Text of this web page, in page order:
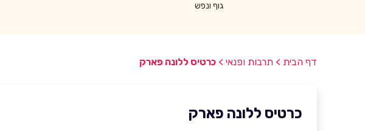
גוף ונפש
דף הבית > תרבות ופנאי > כרטיס ללונה פארק
כרטיס ללונה פארק